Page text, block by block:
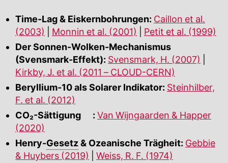
Time-Lag & Eiskernbohrungen: Caillon et al.
(2003)
Monnin et al. (2001)
Petit et al. (1999)
Der Sonnen-Wolken-Mechanismus
(Svensmark-Effekt): Svensmark, H. (2007)
Kirkby, J. et al. (2011 – CLOUD-CERN)
Beryllium-10 als Solarer Indikator: Steinhilber,
F. et al. (2012)
CO₂-Sättigung
: Van Wijngaarden & Happer
(2020)
Henry-Gesetz& Ozeanische Trägheit: Gebbie
& Huybers (2019)
Weiss, R. F. (1974)